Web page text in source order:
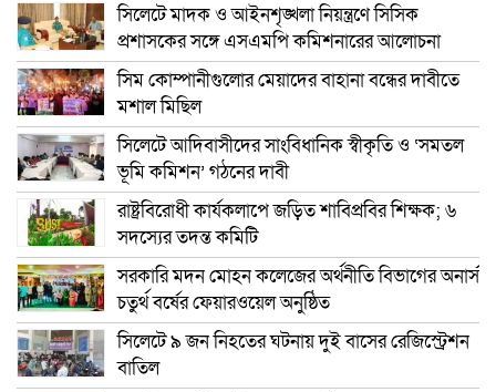
সিলেটে মাদক ও আইনশৃঙ্খলা নিয়ন্ত্রণে সিসিক
প্রশাসকের সঙ্গে এসএমপি কমিশনারের আলোচনা
সিম কোম্পানীগুলোর মেয়াদের বাহানা বন্ধের দাবীতে
মশাল মিছিল
সিলেটে আদিবাসীদের সাংবিধানিক স্বীকৃতি ও ‘সমতল
ভূমি কমিশন’ গঠনের দাবী
রাষ্ট্রবিরোধী কার্যকলাপে জড়িত শাবিপ্রবির শিক্ষক; ৬
সদস্যের তদন্ত কমিটি
সরকারি মদন মোহন কলেজের অর্থনীতি বিভাগের অনার্স
চতুর্থ বর্ষের ফেয়ারওয়েল অনুষ্ঠিত
সিলেটে ৯ জন নিহতের ঘটনায় দুই বাসের রেজিস্ট্রেশন
বাতিল